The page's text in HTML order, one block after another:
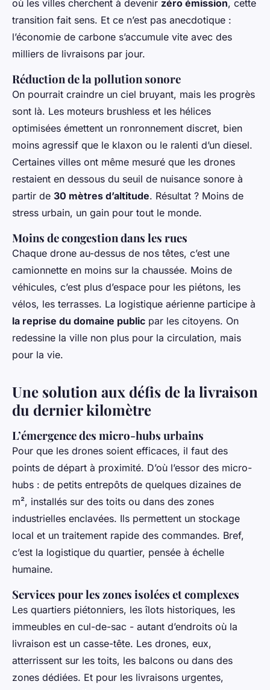
où les villes cherchent à devenir zéro émission, cette
transition fait sens. Et ce n’est pas anecdotique :
l’économie de carbone s’accumule vite avec des
milliers de livraisons par jour.
Réduction de la pollution sonore
On pourrait craindre un ciel bruyant, mais les progrès
sont là. Les moteurs brushless et les hélices
optimisées émettent un ronronnement discret, bien
moins agressif que le klaxon ou le ralenti d’un diesel.
Certaines villes ont même mesuré que les drones
restaient en dessous du seuil de nuisance sonore à
partir de 30 mètres d’altitude. Résultat ? Moins de
stress urbain, un gain pour tout le monde.
Moins de congestion dans les rues
Chaque drone au-dessus de nos têtes, c’est une
camionnette en moins sur la chaussée. Moins de
véhicules, c’est plus d’espace pour les piétons, les
vélos, les terrasses. La logistique aérienne participe à
la reprise du domaine public par les citoyens. On
redessine la ville non plus pour la circulation, mais
pour la vie.
Une solution aux défis de la livraison
du dernier kilomètre
L’émergence des micro-hubs urbains
Pour que les drones soient efficaces, il faut des
points de départ à proximité. D’où l’essor des micro-
hubs : de petits entrepôts de quelques dizaines de
m², installés sur des toits ou dans des zones
industrielles enclavées. Ils permettent un stockage
local et un traitement rapide des commandes. Bref,
c’est la logistique du quartier, pensée à échelle
humaine.
Services pour les zones isolées et complexes
Les quartiers piétonniers, les îlots historiques, les
immeubles en cul-de-sac - autant d’endroits où la
livraison est un casse-tête. Les drones, eux,
atterrissent sur les toits, les balcons ou dans des
zones dédiées. Et pour les livraisons urgentes,